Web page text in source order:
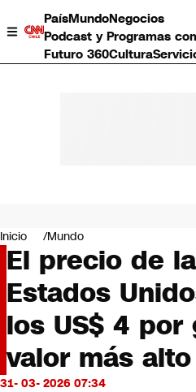
PaísMundoNegocios
Podcast y Programas
Futuro 360Cultura
Negocios
Deportes
Programas completos
Cultura
Servicios
Bits
CNN tiempo
Futuro 360
Inicio Mundo
El precio de
Estados
los US$ 4 por
valor más
31- 03- 2026 07:34